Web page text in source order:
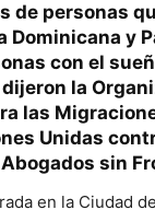
de personas
Dominicana y
con el
la
las
Unidas
sin
en la Ciudad